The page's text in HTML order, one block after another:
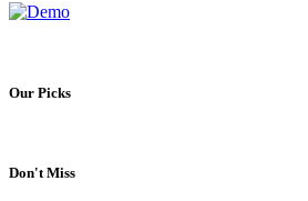
Our Picks
Don't Miss